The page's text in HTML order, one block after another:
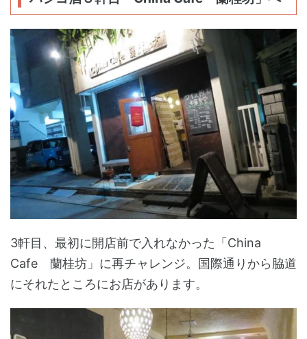
3軒目、最初に開店前で入れなかった「China
Cafe 蘭桂坊」に再チャレンジ。国際通りから脇道
にそれたところにお店があります。